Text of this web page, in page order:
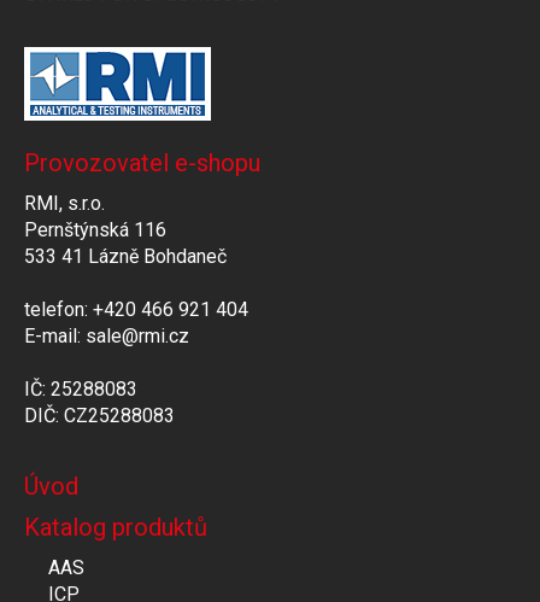
Provozovatel e-shopu
RMI, s.r.o.
Pernštýnská 116
533 41 Lázně Bohdaneč
telefon: +420 466 921 404
E-mail: sale@rmi.cz
IČ: 25288083
DIČ: CZ25288083
Úvod
Katalog produktů
AAS
ICP